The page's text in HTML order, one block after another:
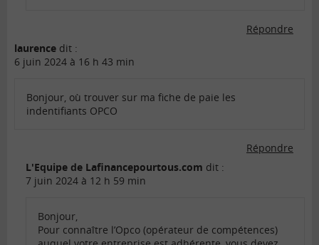
Répondre
laurence dit :
6 juin 2024 à 16 h 43 min
Bonjour, où trouver sur ma fiche de paie les
indentifiants OPCO
Répondre
L'Equipe de Lafinancepourtous.com dit :
7 juin 2024 à 12 h 59 min
Bonjour,
Pour connaître l’Opco (opérateur de compétences)